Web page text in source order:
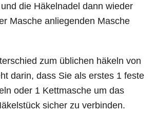
die Häkelnadel dann wieder
Masche anliegenden Masche
zum üblichen häkeln von
darin, dass Sie als erstes 1 feste
oder 1 Kettmasche um das
sicher zu verbinden.